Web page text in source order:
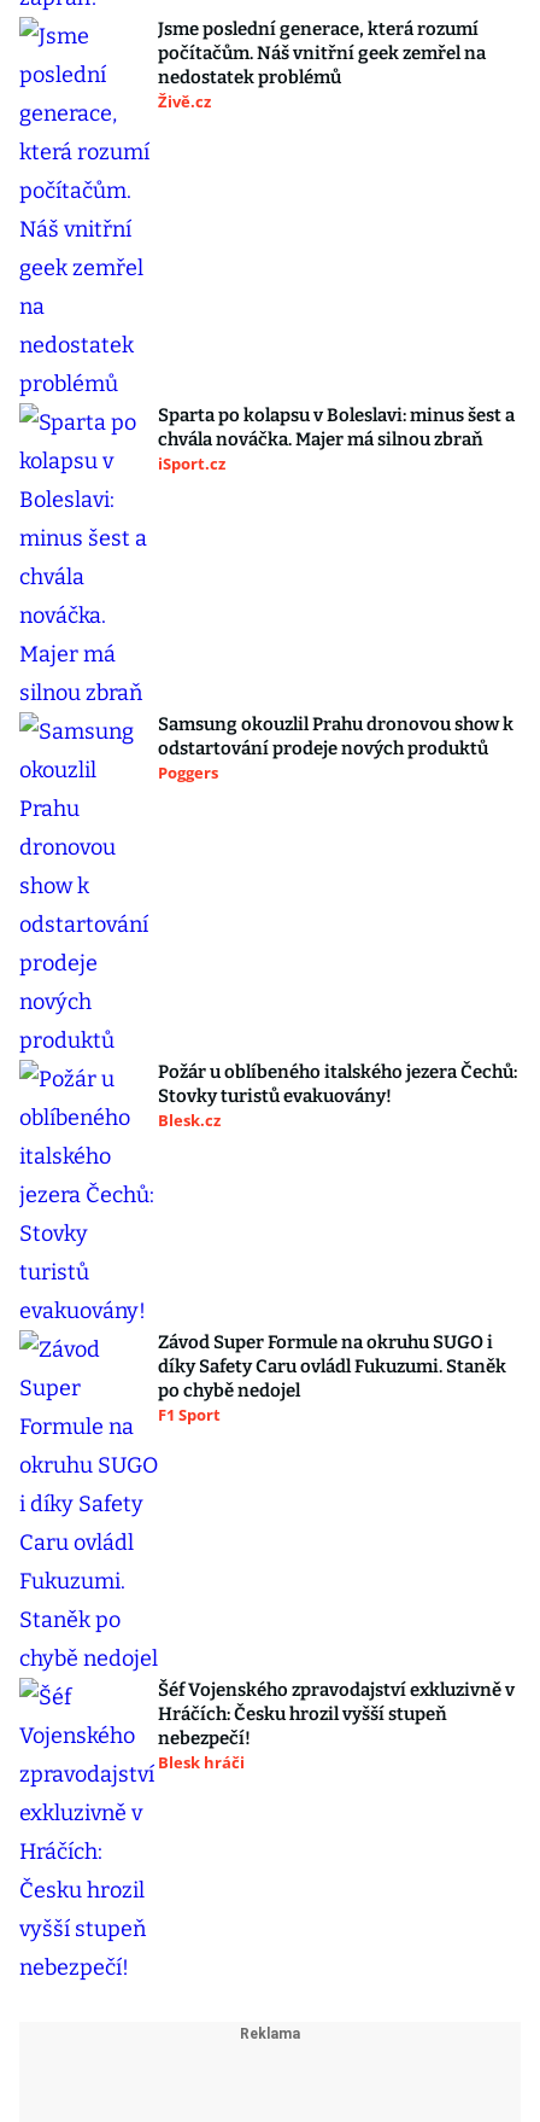
Jsme poslední generace, která rozumí
počítačům. Náš vnitřní geek zemřel na
nedostatek problémů
Živě.cz
Sparta po kolapsu v Boleslavi: minus šest a
chvála nováčka. Majer má silnou zbraň
iSport.cz
Samsung okouzlil Prahu dronovou show k
odstartování prodeje nových produktů
Poggers
Požár u oblíbeného italského jezera Čechů:
Stovky turistů evakuovány!
Blesk.cz
Závod Super Formule na okruhu SUGO i
díky Safety Caru ovládl Fukuzumi. Staněk
po chybě nedojel
F1 Sport
Šéf Vojenského zpravodajství exkluzivně v
Hráčích: Česku hrozil vyšší stupeň
nebezpečí!
Blesk hráči